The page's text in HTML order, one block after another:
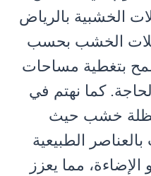
الخشبية بالرياض
الخشب بحسب
بتغطية مساحات
كما نهتم في
خشب حيث
الطبيعية
الإضاءة، مما يعزز